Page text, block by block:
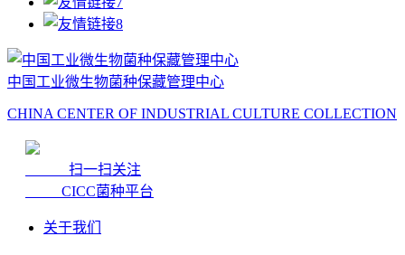
中国工业微生物菌种保藏管理中心
CHINA CENTER OF INDUSTRIAL CULTURE COLLECTION
扫一扫关注
CICC菌种平台
关于我们